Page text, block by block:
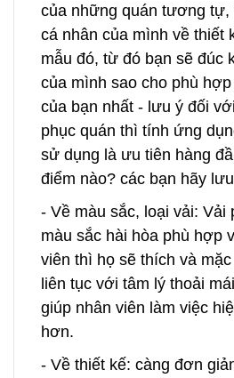
của những quán tương tự,
cá nhân của mình về thiết
mẫu đó, từ đó bạn sẽ đúc
của mình sao cho phù
của bạn nhất - lưu ý đối
phục quán thì tính ứng
sử dụng là ưu tiên hàng
điểm nào? các bạn hãy
- Về màu sắc, loại vải: Vải
màu sắc hài hòa phù hợp
viên thì họ sẽ thích và
liên tục với tâm lý thoải
giúp nhân viên làm việc
hơn.
- Về thiết kế: càng đơn